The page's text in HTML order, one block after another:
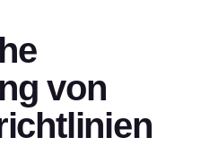
von